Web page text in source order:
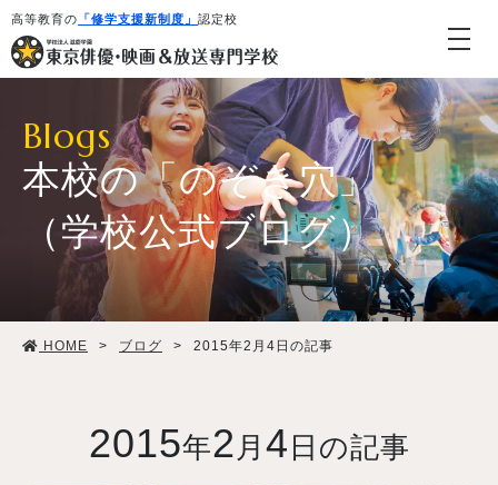
高等教育の 「修学支援新制度」 認定校
学校紹介・教育システム
学生生活
Blogs
本校の「のぞき穴」
（学校公式ブログ）
HOME > ブログ > 2015年2月4日の記事
2015年2 月 4 日の記事